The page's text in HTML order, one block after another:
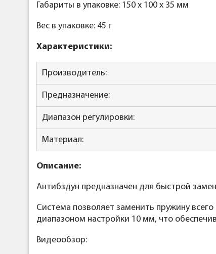
Габариты в упаковке: 150 x 100 x 35 мм
Вес в упаковке: 45 г
Характеристики:
Производитель:
Предназначение:
Диапазон регулировки:
Материал:
Описание:
Антибздун предназначен для быстрой
Система позволяет заменить пружину
диапазоном настройки 10 мм, что
Видеообзор: